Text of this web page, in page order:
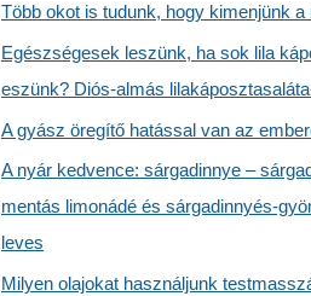
Több okot is tudunk, hogy kimenjünk a
Egészségesek leszünk, ha sok lila
eszünk? Diós-almás
A gyász öregítő hatással van az
A nyár kedvence: sárgadinnye –
mentás limonádé és sárgadinnyés-
leves
Milyen olajokat használjunk